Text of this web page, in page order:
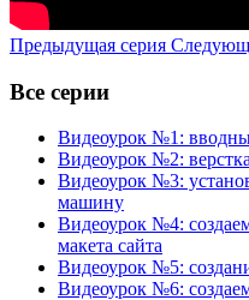
Предыдущая серия
Все серии
Видеоурок №1:
Видеоурок №2:
Видеоурок №3:
машину
Видеоурок №4:
макета сайта
Видеоурок №5:
Видеоурок №6: